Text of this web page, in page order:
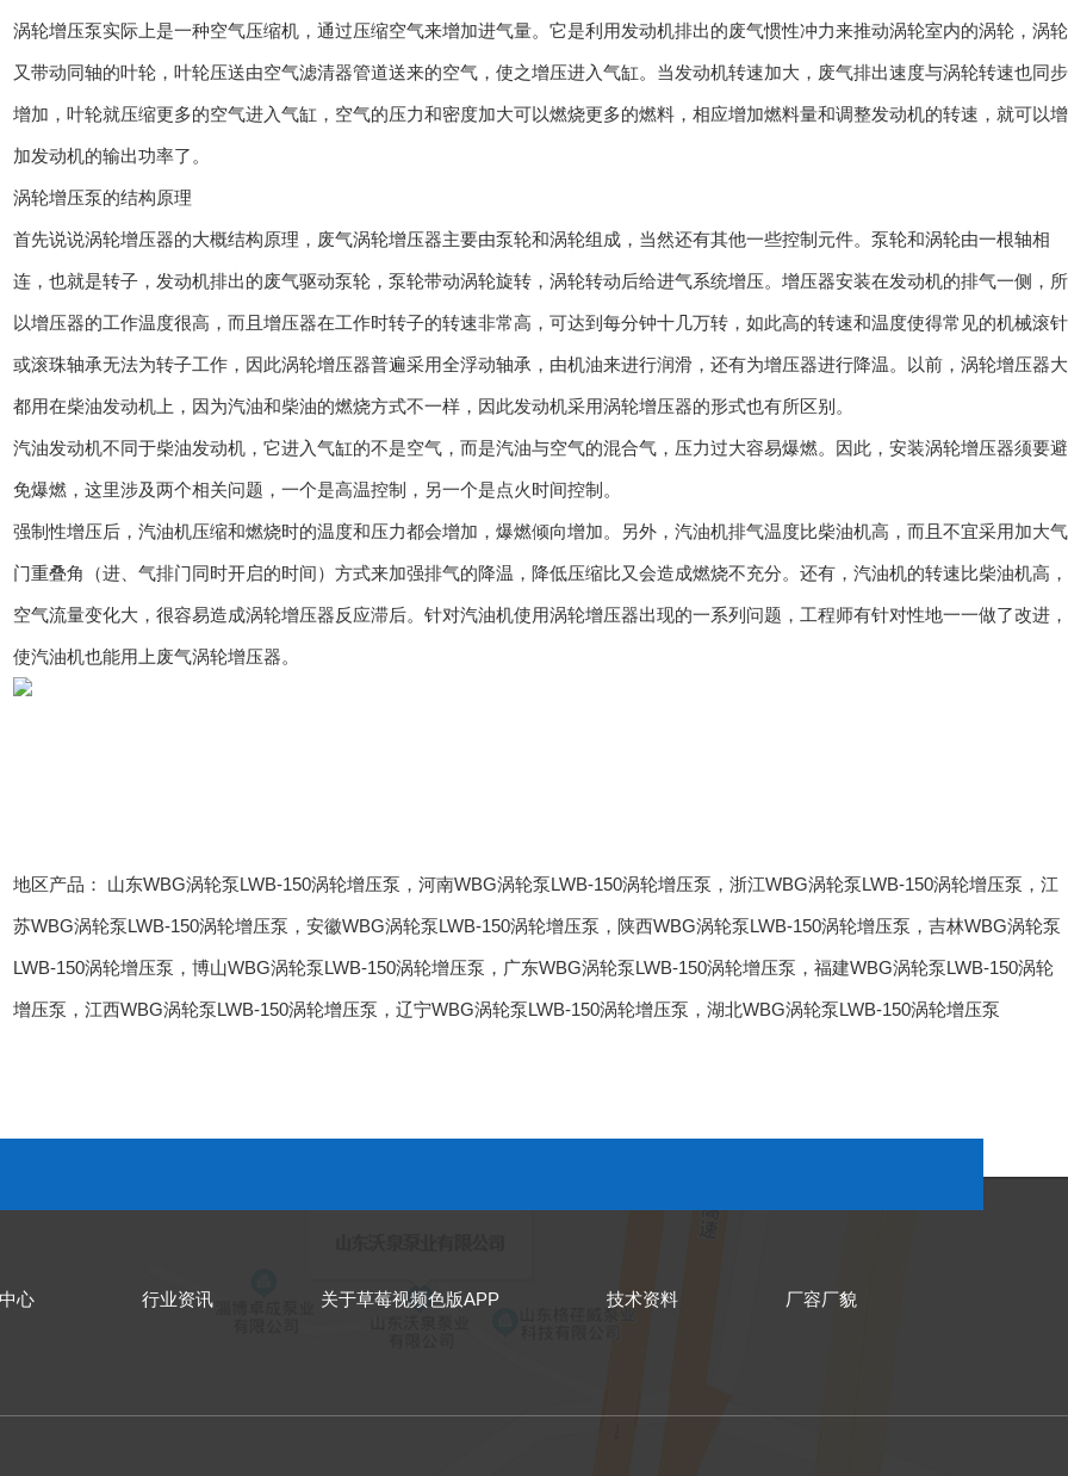
涡轮增压泵实际上是一种空气压缩机，通过压缩空气来增加进气量。它是利用发动机排出的废气惯性冲力来推动涡轮室内的涡轮，涡轮
又带动同轴的叶轮，叶轮压送由空气滤清器管道送来的空气，使之增压进入气缸。当发动机转速加大，废气排出速度与涡轮转速也同步
增加，叶轮就压缩更多的空气进入气缸，空气的压力和密度加大可以燃烧更多的燃料，相应增加燃料量和调整发动机的转速，就可以增
加发动机的输出功率了。
涡轮增压泵的结构原理
首先说说涡轮增压器的大概结构原理，废气涡轮增压器主要由泵轮和涡轮组成，当然还有其他一些控制元件。泵轮和涡轮由一根轴相
连，也就是转子，发动机排出的废气驱动泵轮，泵轮带动涡轮旋转，涡轮转动后给进气系统增压。增压器安装在发动机的排气一侧，所
以增压器的工作温度很高，而且增压器在工作时转子的转速非常高，可达到每分钟十几万转，如此高的转速和温度使得常见的机械滚针
或滚珠轴承无法为转子工作，因此涡轮增压器普遍采用全浮动轴承，由机油来进行润滑，还有为增压器进行降温。以前，涡轮增压器大
都用在柴油发动机上，因为汽油和柴油的燃烧方式不一样，因此发动机采用涡轮增压器的形式也有所区别。
汽油发动机不同于柴油发动机，它进入气缸的不是空气，而是汽油与空气的混合气，压力过大容易爆燃。因此，安装涡轮增压器须要避
免爆燃，这里涉及两个相关问题，一个是高温控制，另一个是点火时间控制。
强制性增压后，汽油机压缩和燃烧时的温度和压力都会增加，爆燃倾向增加。另外，汽油机排气温度比柴油机高，而且不宜采用加大气
门重叠角（进、气排门同时开启的时间）方式来加强排气的降温，降低压缩比又会造成燃烧不充分。还有，汽油机的转速比柴油机高，
空气流量变化大，很容易造成涡轮增压器反应滞后。针对汽油机使用涡轮增压器出现的一系列问题，工程师有针对性地一一做了改进，
使汽油机也能用上废气涡轮增压器。
地区产品： 山东WBG涡轮泵LWB-150涡轮增压泵 ， 河南WBG涡轮泵LWB-150涡轮增压泵 ， 浙江WBG涡轮泵LWB-150涡轮增压泵 ， 江
苏WBG涡轮泵LWB-150涡轮增压泵 ， 安徽WBG涡轮泵LWB-150涡轮增压泵 ， 陕西WBG涡轮泵LWB-150涡轮增压泵 ， 吉林WBG涡轮泵
LWB-150涡轮增压泵 ， 博山WBG涡轮泵LWB-150涡轮增压泵 ， 广东WBG涡轮泵LWB-150涡轮增压泵 ， 福建WBG涡轮泵LWB-150涡轮
增压泵 ， 江西WBG涡轮泵LWB-150涡轮增压泵 ， 辽宁WBG涡轮泵LWB-150涡轮增压泵 ， 湖北WBG涡轮泵LWB-150涡轮增压泵
心 行业资讯 关于草莓视频色版APP 技术资料 厂容厂貌